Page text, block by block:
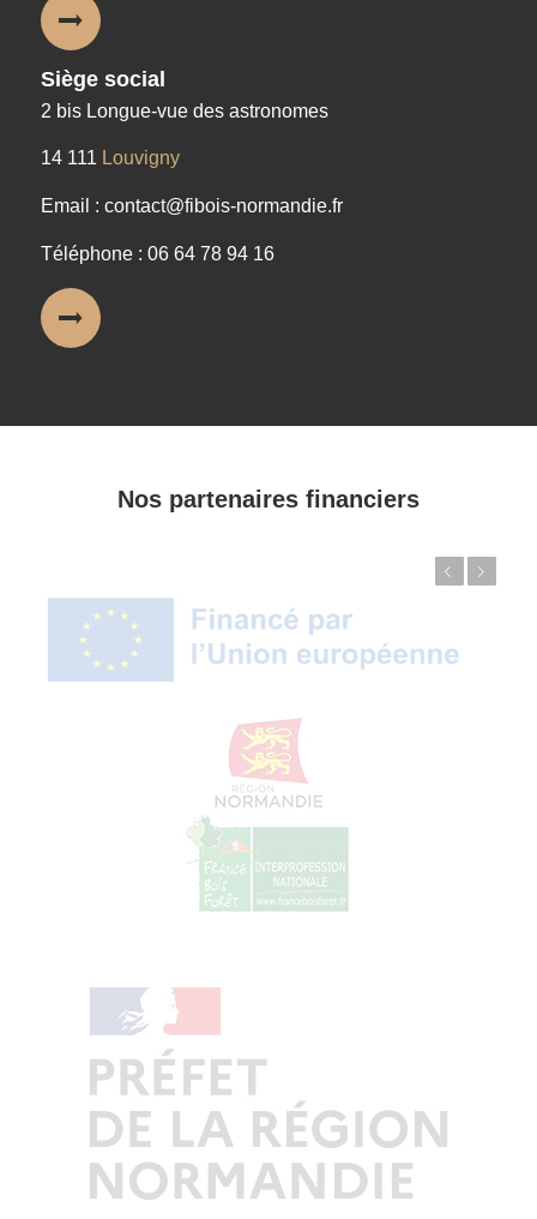
Siège social
2 bis Longue-vue des astronomes
14 111 Louvigny
Email : contact@fibois-normandie.fr
Téléphone : 06 64 78 94 16
Nos partenaires financiers
© Copyright - ProfessionsBois | Conception et réalisation :
Actualités
Mentions légales
Politique de confidentialité